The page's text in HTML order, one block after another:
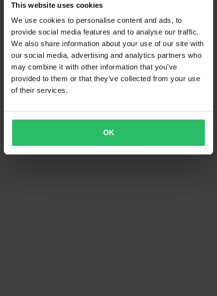
This website uses cookies
We use cookies to personalise content and ads, to
provide social media features and to analyse our traffic.
We also share information about your use of our site with
our social media, advertising and analytics partners who
may combine it with other information that you’ve
provided to them or that they’ve collected from your use
of their services.
OK